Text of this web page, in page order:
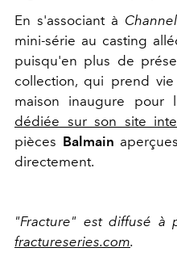
En s'associant à
mini-série au casting
puisqu'en plus de
collection, qui prend
maison inaugure pour
dédiée sur son site
pièces Balmain
directement.
"Fracture" est diffusé
fractureseries.com.